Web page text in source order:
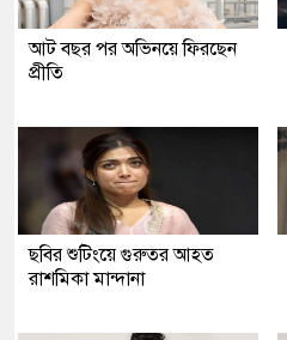
আট বছর পর অভিনয়ে ফিরছেন
প্রীতি
ছবির শুটিংয়ে গুরুতর আহত
রাশমিকা মান্দানা